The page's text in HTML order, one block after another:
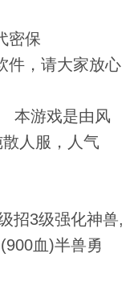
密保
件，请大家放心
本游戏是由风
人服，人气
招3级强化神兽,
血)半兽勇